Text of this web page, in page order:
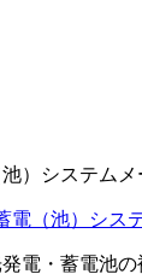
）システムメ
電（池）シス
発電・蓄電池